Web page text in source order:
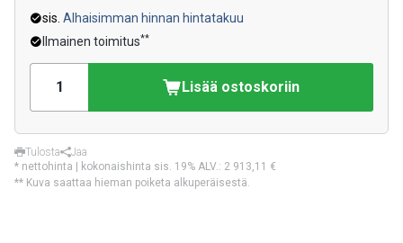
sis. Alhaisimman hinnan hintatakuu
Ilmainen toimitus**
Lisää ostoskoriin
Tulosta
Jaa
* nettohinta | kokonaishinta sis. 19% ALV.: 2 913,11 €
** Kuva saattaa hieman poiketa alkuperäisestä.